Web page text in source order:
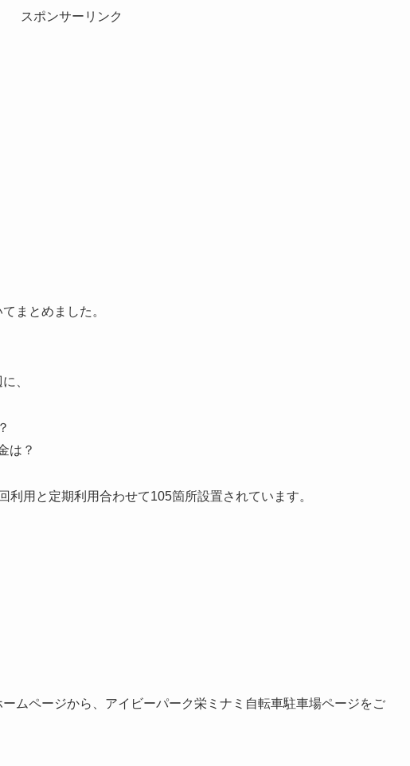
スポンサーリンク
まとめました。
、
は？
用と定期利用合わせて105箇所設置されています。
ムページから、アイビーパーク栄ミナミ自転車駐車場ページをご